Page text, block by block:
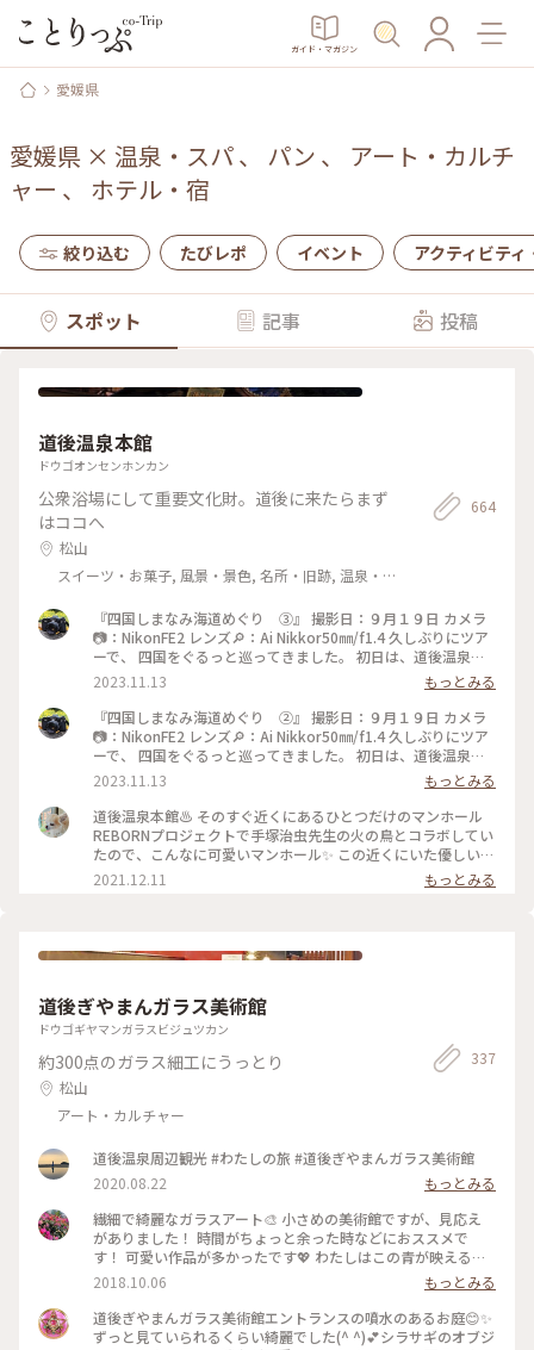
ガイド・マガジン
愛媛県
愛媛県 × 温泉・スパ、 パン 、 アート・カルチ
ャー 、 ホテル・宿
絞り込む たびレポ イベント アクティビティ
スポット 記事 投稿
道後温泉本館
ドウゴオンセンホンカン
公衆浴場にして重要文化財。道後に来たらまず
はココへ
松山
スイーツ・お菓子, 風景・景色, 名所・旧跡, 温泉・ス
664
『四国しまなみ海道めぐり ③』 撮影日：９月１９日 カメラ
📷：NikonFE2 レンズ🔎：Ai Nikkor50㎜/f1.4 久しぶりにツア
ーで、 四国をぐるっと巡ってきました。 初日は、道後温泉に
宿泊です。 早めに到着したので、 夕飯前に散歩しました。 商
店街を抜けて、 駅前までやってきました。 商店街のアーケー
ドもアート作品が飾られていました。 見てみたかったからく
り時計‼️ 可愛かったです🥰 #秋さんぽ#私のことりっぷ旅#こと
りっぷ四国#道後温泉#からくり時計#フィルム#フィルムカメ
2023.11.13
もっとみる
『四国しまなみ海道めぐり ②』 撮影日：９月１９日 カメラ
📷：NikonFE2 レンズ🔎：Ai Nikkor50㎜/f1.4 久しぶりにツア
ーで、 四国をぐるっと巡ってきました。 初日は、道後温泉に
宿泊です。 早めに到着したので、 夕飯前に散歩しました。 道
後温泉は改装中で、 半分は幕で覆われていました。 その幕
が、アート作品になっていて、 すごく素敵でした✨✨ 夕食後、
実際に温泉に入りましたが、 中もレトロで素敵な空間でし
た。 温泉は、熱かったです。 飛鳥乃湯泉は、外観だけ。 中も
素敵だとは聞いていたのですが、 次回の楽しみにとっておき
ます😁 蜷川実花さんのアートが、 怪しい雰囲気で、カッコよ
2023.11.13
もっとみる
道後温泉本館♨️ そのすぐ近くにあるひとつだけのマンホール
REBORNプロジェクトで手塚治虫先生の火の鳥とコラボしてい
たので、こんなに可愛いマンホール✨ この近くにいた優しい警
備員のおじさんに次の目的地の道を教えてもらいましたよ。 #
私のことりっぷ #愛媛 #松山 #道後温泉 #マンホール#火の鳥
2021.12.11 もっとみる
道後ぎやまんガラス美術館
ドウゴギヤマンガラスビジュツカン
約300点のガラス細工にうっとり
松山
アート・カルチャー
337
道後温泉周辺観光 #わたしの旅 #道後ぎやまんガラス美術館
2020.08.22
もっとみる
繊細で綺麗なガラスアート🎨 小さめの美術館ですが、見応え
がありました！ 時間がちょっと余った時などにおススメで
す！ 可愛い作品が多かったです💖 わたしはこの青が映えるポ
ストがお気に入りでした〜 #愛媛#道後#ぎやまんガラス美術館
#旅とクラフト
2018.10.06
もっとみる
道後ぎやまんガラス美術館エントランスの噴水のあるお庭😊✨
ずっと見ていられるくらい綺麗でした(^ ^)💕シラサギのオブジ